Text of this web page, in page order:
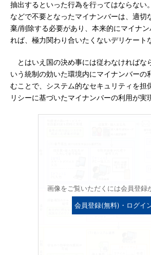
抽出するといった行為を行ってはならない
などで不要となったマイナンバーは、適切
棄/削除する必要があり、本来的にマイナ
れば、極力関わり合いたくないデリケート
とはいえ国の決め事には従わなければな
いう統制の効いた環境内にマイナンバーの
むことで、システム的なセキュリティを担
リシーに基づいたマイナンバーの利用が実
画像をご覧いただくには会員登録
会員登録(無料)・ログイ